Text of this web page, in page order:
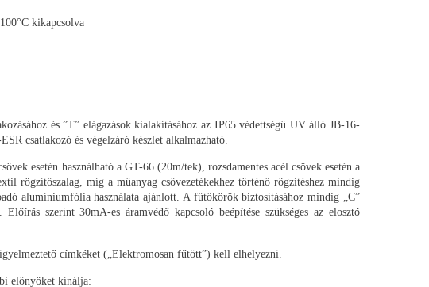
kikapcsolva
és ”T” elágazások kialakításához az IP65 védettségű UV álló JB-16-
csatlakozó és végelzáró készlet alkalmazható.
esetén használható a GT-66 (20m/tek), rozsdamentes acél csövek esetén a
rögzítőszalag, míg a műanyag csővezetékekhez történő rögzítéshez mindig
alumíniumfólia használata ajánlott. A fűtőkörök biztosításához mindig „C”
Előírás szerint 30mA-es áramvédő kapcsoló beépítése szükséges az elosztó
címkéket („Elektromosan fűtött”) kell elhelyezni.
előnyöket kínálja: